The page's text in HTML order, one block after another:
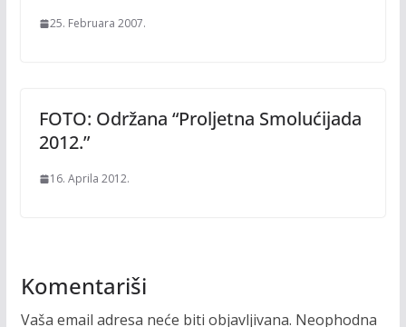
25. Februara 2007.
FOTO: Održana “Proljetna Smolućijada
2012.”
16. Aprila 2012.
Komentariši
Vaša email adresa neće biti objavljivana. Neophodna